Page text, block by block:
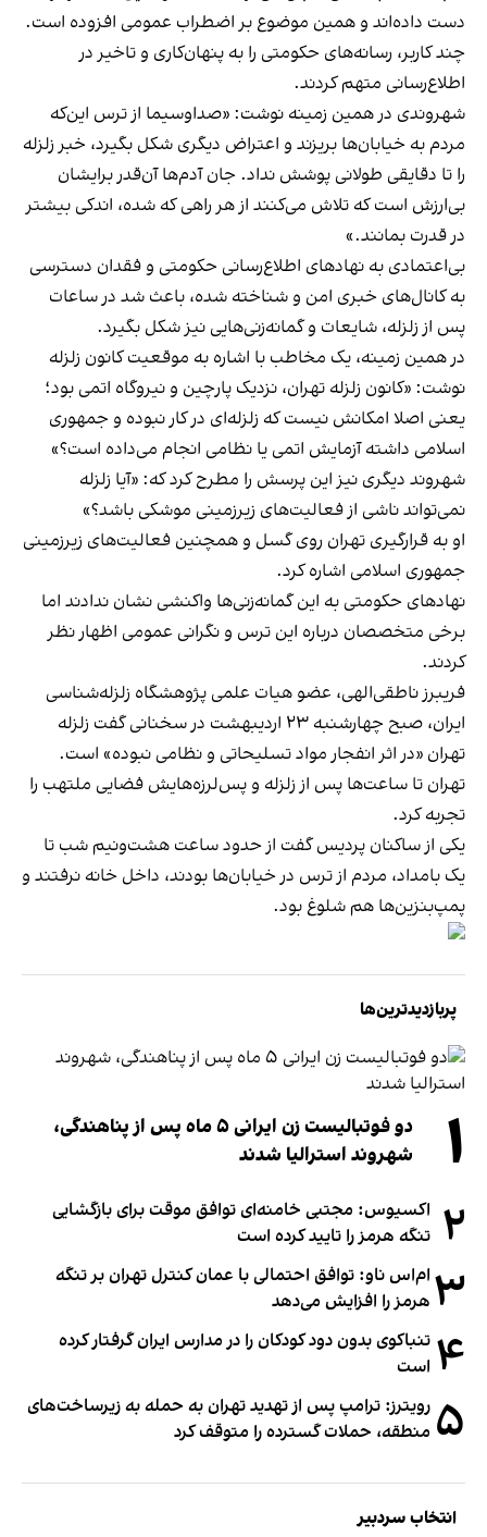
دست داده‌اند و همین موضوع بر اضطراب عمومی افزوده است.
چند کاربر، رسانه‌های حکومتی را به پنهان‌کاری و تاخیر در
اطلاع‌رسانی متهم کردند.
شهروندی در همین زمینه نوشت: «صداوسیما از ترس این‌که
مردم به خیابان‌ها بریزند و اعتراض دیگری شکل بگیرد، خبر زلزله
را تا دقایقی طولانی پوشش نداد. جان آدم‌ها آن‌قدر برایشان
بی‌ارزش است که تلاش می‌کنند از هر راهی که شده، اندکی بیشتر
در قدرت بمانند.»
بی‌اعتمادی به نهادهای اطلاع‌رسانی حکومتی و فقدان دسترسی
به کانال‌های خبری امن و شناخته شده، باعث شد در ساعات
پس از زلزله، شایعات و گمانه‌زنی‌هایی نیز شکل بگیرد.
در همین زمینه، یک مخاطب با اشاره به موقعیت کانون زلزله
نوشت: «کانون زلزله تهران، نزدیک پارچین و نیروگاه اتمی بود؛
یعنی اصلا امکانش نیست که زلزله‌ای در کار نبوده و جمهوری
اسلامی داشته آزمایش اتمی یا نظامی انجام می‌داده است؟»
شهروند دیگری نیز این پرسش را مطرح کرد که: «آیا زلزله
نمی‌تواند ناشی از فعالیت‌های زیرزمینی موشکی باشد؟»
او به قرارگیری تهران روی گسل و همچنین فعالیت‌های زیرزمینی
جمهوری اسلامی اشاره کرد.
نهادهای حکومتی به این گمانه‌زنی‌ها واکنشی نشان ندادند اما
برخی متخصصان درباره این ترس و نگرانی عمومی اظهار نظر
کردند.
فریبرز ناطقی‌‌الهی، عضو هیات علمی پژوهشگاه زلزله‌شناسی
ایران، صبح چهارشنبه ۲۳ اردیبهشت در سخنانی گفت زلزله
تهران «در اثر انفجار مواد تسلیحاتی و نظامی نبوده» است.
تهران تا ساعت‌ها پس از زلزله و پس‌لرزه‌هایش فضایی ملتهب را
تجربه کرد.
یکی از ساکنان پردیس گفت از حدود ساعت هشت‌ونیم شب تا
یک بامداد، مردم از ترس در خیابان‌ها بودند، داخل خانه نرفتند و
پمپ‌بنزین‌ها هم شلوغ بود.
پربازدیدترین‌ها
۱
دو فوتبالیست زن ایرانی ۵ ماه پس از پناهندگی،
شهروند استرالیا شدند
۲ اکسیوس: مجتبی خامنه‌ای توافق موقت برای بازگشایی
تنگه هرمز را تایید کرده است
۳ ام‌اس ناو: توافق احتمالی با عمان کنترل تهران بر تنگه
هرمز را افزایش می‌دهد
۴ تنباکوی بدون دود کودکان را در مدارس ایران گرفتار کرده
است
۵ رویترز: ترامپ پس از تهدید تهران به حمله به زیرساخت‌های
منطقه، حملات گسترده را متوقف کرد
انتخاب سردبیر